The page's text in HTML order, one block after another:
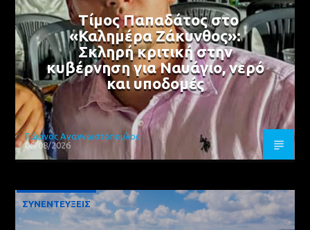
Τίμος Παπαδάτος στο
«Καλημέρα Ζάκυνθος»:
Σκληρή κριτική στην
κυβέρνηση για Ναυάγιο, νερό
και υποδομές
Γιώργος Αναγνωστόπουλος
06/08/2026
ΣΥΝΕΝΤΕΥΞΕΙΣ